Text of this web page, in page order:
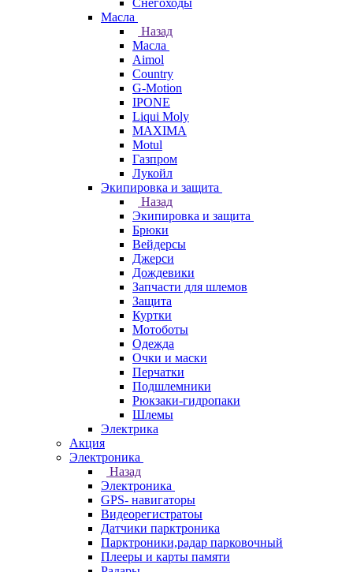
Снегоходы
Масла
Назад
Масла
Aimol
Country
G-Motion
IPONE
Liqui Moly
MAXIMA
Motul
Газпром
Лукойл
Экипировка и защита
Назад
Экипировка и защита
Брюки
Вейдерсы
Джерси
Дождевики
Запчасти для шлемов
Защита
Куртки
Мотоботы
Одежда
Очки и маски
Перчатки
Подшлемники
Рюкзаки-гидропаки
Шлемы
Электрика
Акция
Электроника
Назад
Электроника
GPS- навигаторы
Видеорегистратоы
Датчики парктроника
Парктроники,радар парковочный
Плееры и карты памяти